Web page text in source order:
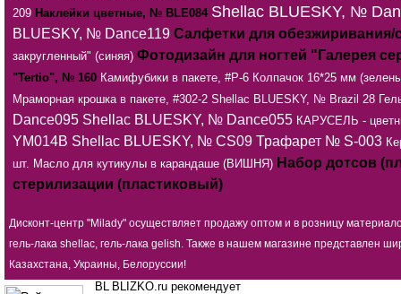
209 Наклейки цветные, № BLE084 Shellac BLUESKY, №
BLUESKY, № Dance119 Салфетки для обезжиривания/
закругленный" (синяя) Фотодизайн для ногтей "Галерея
"Tertio", № 160 Камифубики в пакете, #P-6 Колпачок 16*25 мм
Мраморная крошка в пакете, #302-2 Shellac BLUESKY, № Brazil 28
Dance095 Shellac BLUESKY, № Dance055 КАРУСЕЛЬ -
YM014B Shellac BLUESKY, № CS09 Трафарет № S-003
шт. Масло для кутикулы в карандаше (ВИШНЯ) Набор дотсов
стерилизации (пластиковый)
Дисконт-центр "Milady" осуществляет продажу оптом и в розницу
гель-лака shellac, гель-лака gelish. Также в нашем магазине представлен
Казахстана, Украины, Белоруссии!
BLIZKO.ru рекомендует